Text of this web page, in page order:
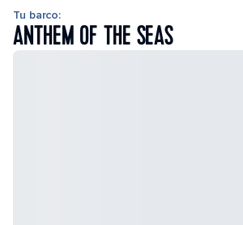
Tu barco:
ANTHEM OF THE SEAS